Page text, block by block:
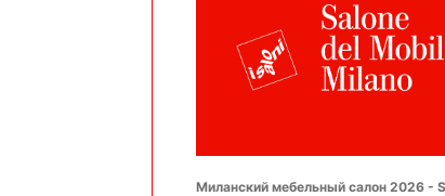
Миланский мебельный салон 2026 -